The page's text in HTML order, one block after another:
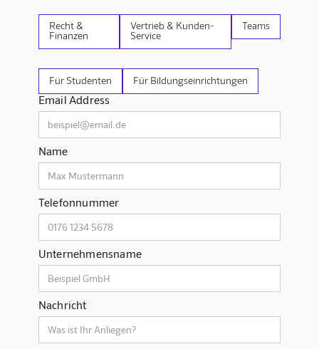
Recht &
Finanzen
Vertrieb & Kunden-
Service
Teams
Für Studenten Für Bildungseinrichtungen
Email Address
Name
Telefonnummer
Unternehmensname
Nachricht